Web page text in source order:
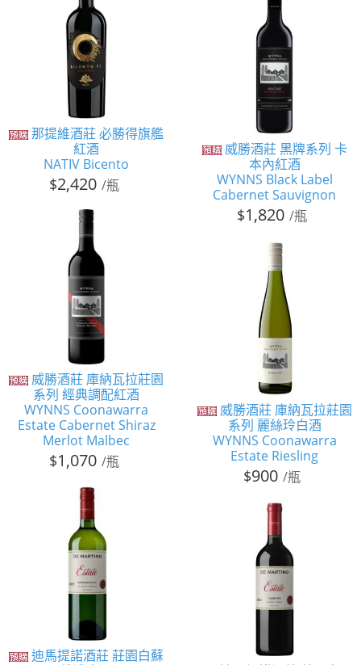
那提維酒莊 必勝得旗艦
紅酒
NATIV Bicento
$2,420 /瓶
威勝酒莊 黑牌系列 卡
本內紅酒
WYNNS Black Label
Cabernet Sauvignon
$1,820 /瓶
威勝酒莊 庫納瓦拉莊園
系列 經典調配紅酒
WYNNS Coonawarra
Estate Cabernet Shiraz
Merlot Malbec
$1,070 /瓶
威勝酒莊 庫納瓦拉莊園
系列 麗絲玲白酒
WYNNS Coonawarra
Estate Riesling
$900 /瓶
迪馬提諾酒莊 莊園白蘇